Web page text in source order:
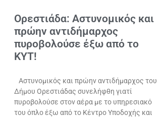
Ορεστιάδα: Αστυνομικός και
πρώην αντιδήμαρχος
πυροβολούσε έξω από το
KΥΤ!
Αστυνομικός και πρώην αντιδήμαρχος του
Δήμου Ορεστιάδας συνελήφθη γιατί
πυροβολούσε στον αέρα με το υπηρεσιακό
του όπλο έξω από το Κέντρο Υποδοχής και